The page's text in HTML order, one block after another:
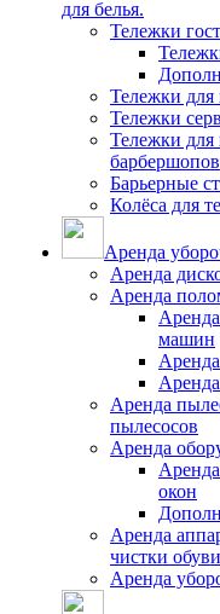
для белья.
Тележки
Тележки для
Тележки
Тележки для
барбершопов
Барьерные
Колёса для
Аренда
Аренда
Аренда
машин
Аренда
пылесосов
Аренда
окон
Аренда
чистки обуви
Аренда